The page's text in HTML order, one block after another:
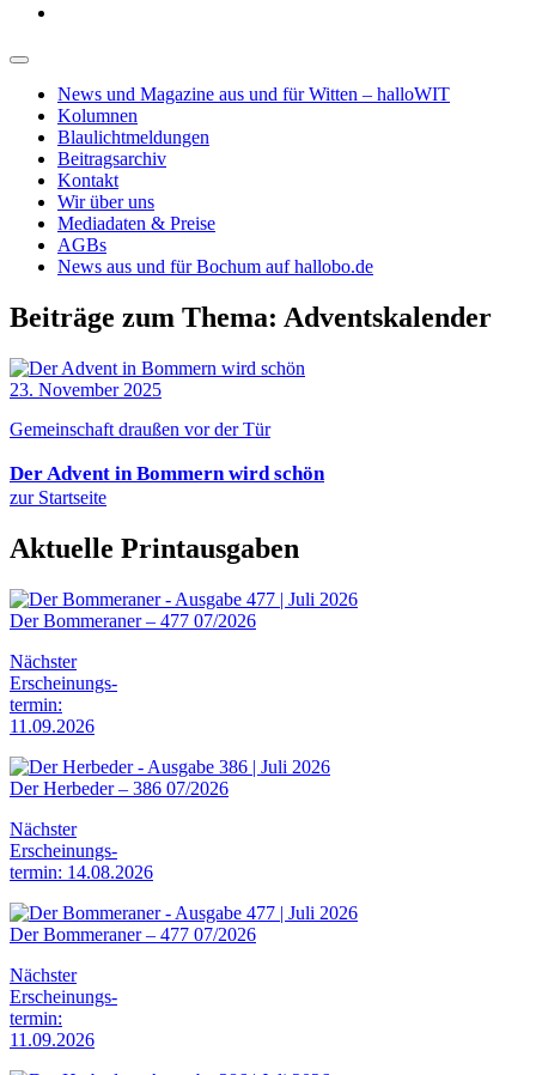
News und Magazine aus und für Witten – halloWIT
Kolumnen
Blaulichtmeldungen
Beitragsarchiv
Kontakt
Wir über uns
Mediadaten & Preise
AGBs
News aus und für Bochum auf hallobo.de
Beiträge zum Thema: Adventskalender
23. November 2025
Gemeinschaft draußen vor der Tür
Der Advent in Bommern wird schön
zur Startseite
Aktuelle Printausgaben
Der Bommeraner – 477 07/2026
Nächster
Erscheinungs-
termin:
11.09.2026
Der Herbeder – 386 07/2026
Nächster
Erscheinungs-
termin: 14.08.2026
Der Bommeraner – 477 07/2026
Nächster
Erscheinungs-
termin:
11.09.2026